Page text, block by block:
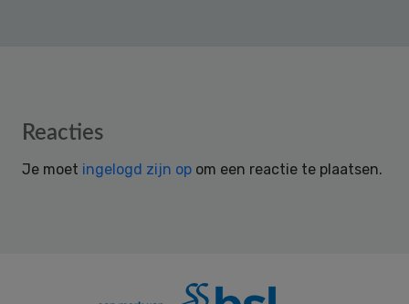
Reader
Reacties
Je moet ingelogd zijn op om een reactie te plaatsen.